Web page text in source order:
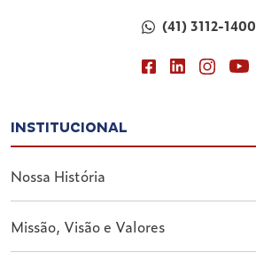
(41) 3112-1400
INSTITUCIONAL
Nossa História
Missão, Visão e Valores